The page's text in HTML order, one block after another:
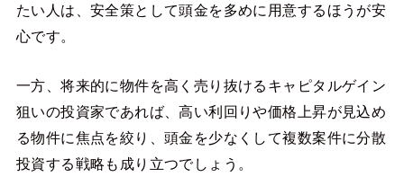
たい人は、安全策として頭金を多めに用意するほうが安
心です。
一方、将来的に物件を高く売り抜けるキャピタルゲイン
狙いの投資家であれば、高い利回りや価格上昇が見込め
る物件に焦点を絞り、頭金を少なくして複数案件に分散
投資する戦略も成り立つでしょう。